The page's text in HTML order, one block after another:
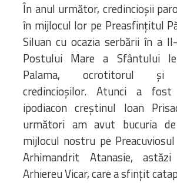
În anul următor, credincioșii
în mijlocul lor pe Preasfinţitul
Siluan cu ocazia serbării în a
Postului Mare a Sfântului
Palama, ocrotitorul și
credincioșilor. Atunci a
ipodiacon creștinul Ioan
următori am avut bucuria
mijlocul nostru pe
Arhimandrit Atanasie,
Arhiereu Vicar, care a sfințit